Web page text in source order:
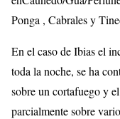
Ponga , Cabrales y
En el caso de Ibias el
toda la noche, se ha
sobre un cortafuego y
parcialmente sobre